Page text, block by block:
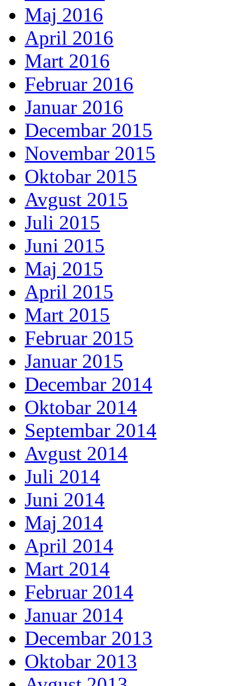
Maj 2016
April 2016
Mart 2016
Februar 2016
Januar 2016
Decembar 2015
Novembar 2015
Oktobar 2015
Avgust 2015
Juli 2015
Juni 2015
Maj 2015
April 2015
Mart 2015
Februar 2015
Januar 2015
Decembar 2014
Oktobar 2014
Septembar 2014
Avgust 2014
Juli 2014
Juni 2014
Maj 2014
April 2014
Mart 2014
Februar 2014
Januar 2014
Decembar 2013
Oktobar 2013